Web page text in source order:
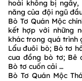
hoài không bị
năng của đội ngũ
Bò Tơ Quán Mộc
kết hợp với những
khác trong quá trình
Lẩu đuôi bò; Bò tơ
cua đồng bò tơ; Bê
Bò tơ cuốn cải …
Bò Tơ Quán Mộc